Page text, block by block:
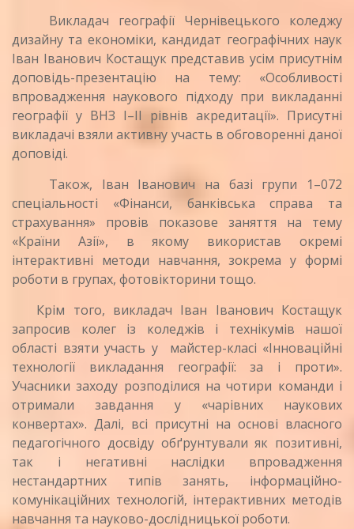
Викладач географії Чернівецького коледжу
дизайну та економіки, кандидат географічних наук
Іван Іванович Костащук представив усім присутнім
доповідь-презентацію на тему: «Особливості
впровадження наукового підходу при викладанні
географії у ВНЗ I–II рівнів акредитації». Присутні
викладачі взяли активну участь в обговоренні даної
доповіді.
Також, Іван Іванович на базі групи 1–072
спеціальності «Фінанси, банківська справа та
страхування» провів показове заняття на тему
«Країни Азії», в якому використав окремі
інтерактивні методи навчання, зокрема у формі
роботи в групах, фотовікторини тощо.
Крім того, викладач Іван Іванович Костащук
запросив колег із коледжів і технікумів нашої
області взяти участь у майстер-класі «Інноваційні
технології викладання географії: за і проти».
Учасники заходу розподілися на чотири команди і
отримали завдання у «чарівних наукових
конвертах». Далі, всі присутні на основі власного
педагогічного досвіду обґрунтували як позитивні,
так і негативні наслідки впровадження
нестандартних типів занять, інформаційно-
комунікаційних технологій, інтерактивних методів
навчання та науково-дослідницької роботи.